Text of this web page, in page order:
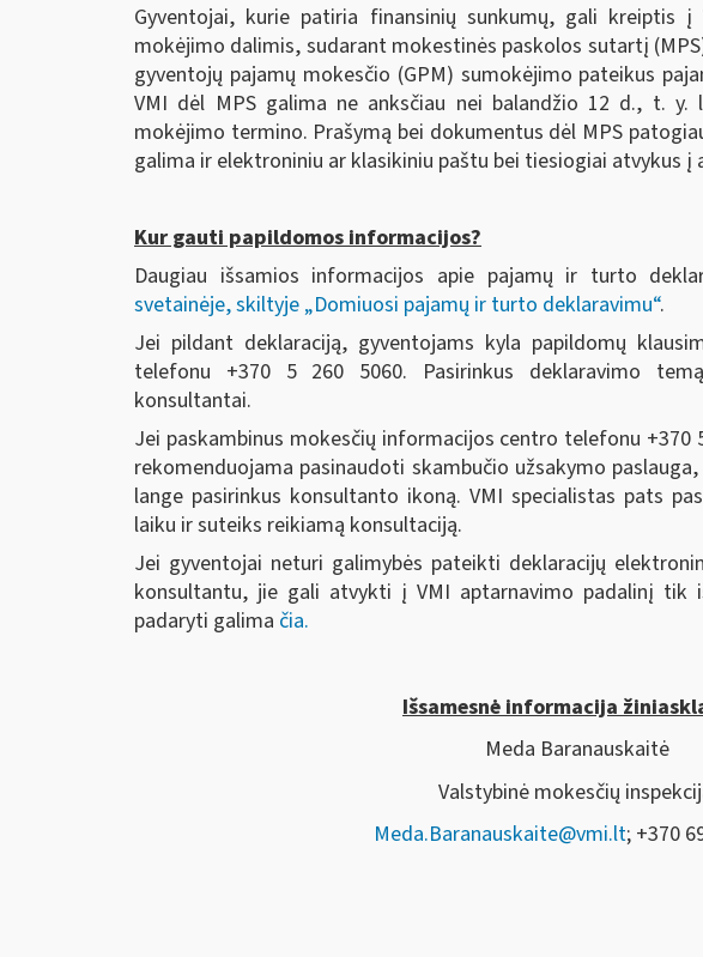
Gyventojai, kurie patiria finansinių sunkumų, gali kreiptis
mokėjimo dalimis, sudarant mokestinės paskolos sutartį
gyventojų pajamų mokesčio (GPM) sumokėjimo pateikus
VMI dėl MPS galima ne anksčiau nei balandžio 12 d., t.
mokėjimo termino. Prašymą bei dokumentus dėl MPS
galima ir elektroniniu ar klasikiniu paštu bei tiesiogiai atvykus į
Kur gauti papildomos informacijos?
Daugiau išsamios informacijos apie pajamų ir turto
svetainėje, skiltyje „Domiuosi pajamų ir turto deklaravimu“.
Jei pildant deklaraciją, gyventojams kyla papildomų
telefonu +370 5 260 5060. Pasirinkus deklaravimo
konsultantai.
Jei paskambinus mokesčių informacijos centro telefonu +370
rekomenduojama pasinaudoti skambučio užsakymo
lange pasirinkus konsultanto ikoną. VMI specialistas pats
laiku ir suteiks reikiamą konsultaciją.
Jei gyventojai neturi galimybės pateikti deklaracijų
konsultantu, jie gali atvykti į VMI aptarnavimo padalinį tik
padaryti galima čia.
Išsamesnė informacija
Meda Baranauskaitė
Valstybinė mokesčių
Meda.Baranauskaite@vmi.lt; +370